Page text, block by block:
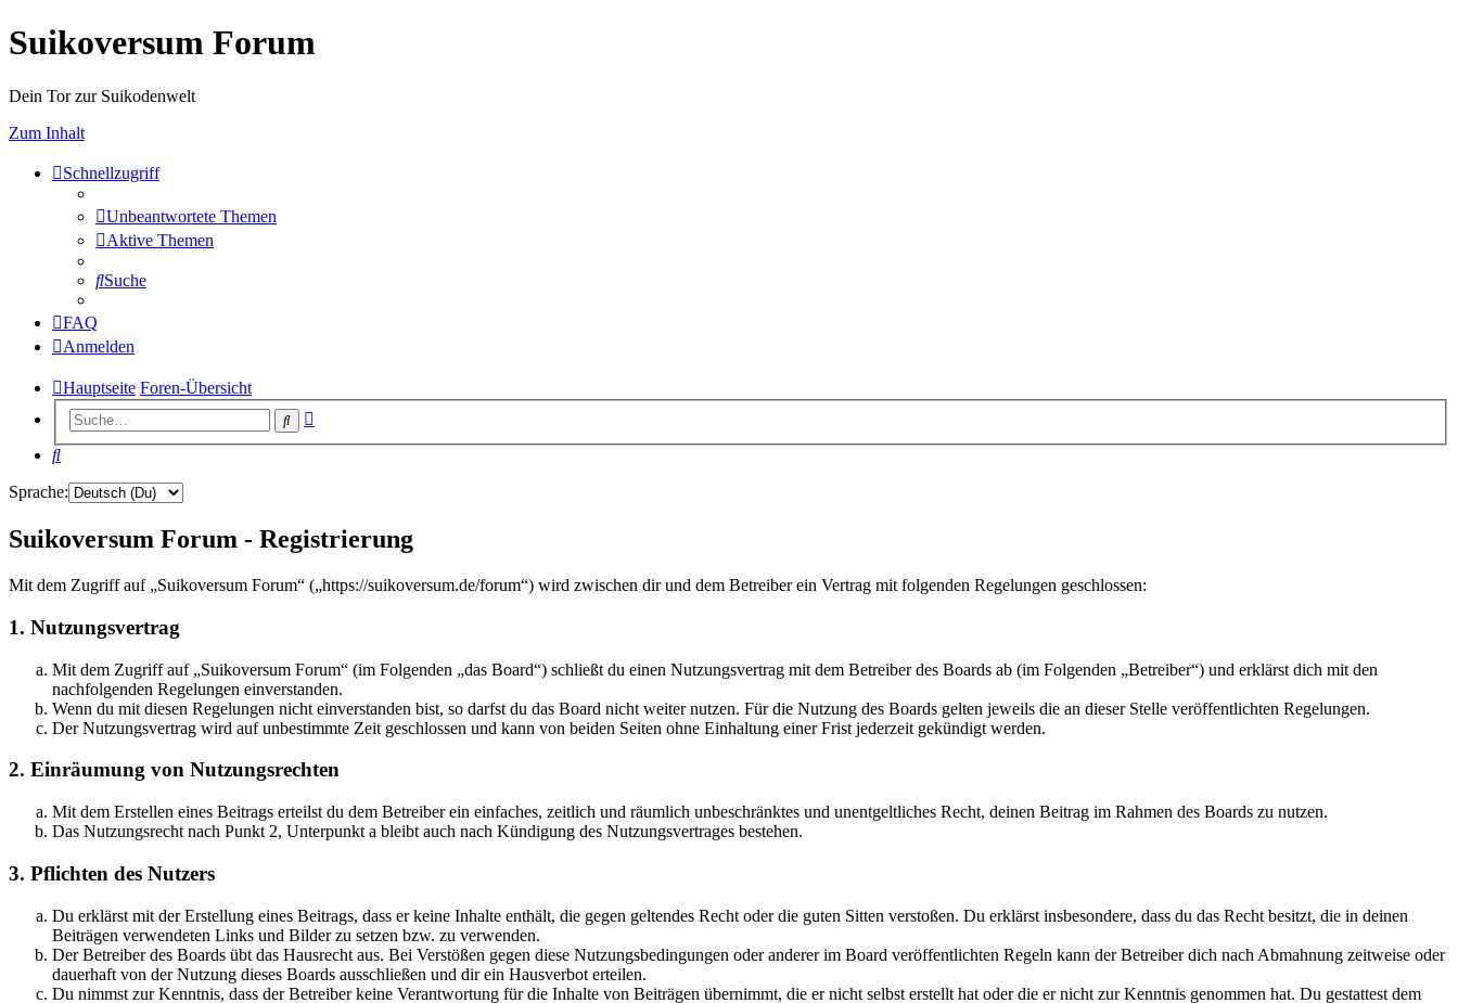
Suikoversum Forum
Dein Tor zur Suikodenwelt
Zum Inhalt
Schnellzugriff
Unbeantwortete Themen
Aktive Themen
Suche
FAQ
Anmelden
Hauptseite Foren-Übersicht
Suche
Suche
Sprache:
Suikoversum Forum - Registrierung
Mit dem Zugriff auf „Suikoversum Forum“ („https://suikoversum.de/forum“) wird zwischen dir und dem Betreiber ein Vertrag mit folgenden Regelungen geschlossen:
1. Nutzungsvertrag
Mit dem Zugriff auf „Suikoversum Forum“ (im Folgenden „das Board“) schließt du einen Nutzungsvertrag mit dem Betreiber des Boards ab (im Folgenden „Betreiber“) und erklärst dich mit den
nachfolgenden Regelungen einverstanden.
Wenn du mit diesen Regelungen nicht einverstanden bist, so darfst du das Board nicht weiter nutzen. Für die Nutzung des Boards gelten jeweils die an dieser Stelle veröffentlichten Regelungen.
Der Nutzungsvertrag wird auf unbestimmte Zeit geschlossen und kann von beiden Seiten ohne Einhaltung einer Frist jederzeit gekündigt werden.
2. Einräumung von Nutzungsrechten
Mit dem Erstellen eines Beitrags erteilst du dem Betreiber ein einfaches, zeitlich und räumlich unbeschränktes und unentgeltliches Recht, deinen Beitrag im Rahmen des Boards zu nutzen.
Das Nutzungsrecht nach Punkt 2, Unterpunkt a bleibt auch nach Kündigung des Nutzungsvertrages bestehen.
3. Pflichten des Nutzers
Du erklärst mit der Erstellung eines Beitrags, dass er keine Inhalte enthält, die gegen geltendes Recht oder die guten Sitten verstoßen. Du erklärst insbesondere, dass du das Recht besitzt, die in deinen
Beiträgen verwendeten Links und Bilder zu setzen bzw. zu verwenden.
Der Betreiber des Boards übt das Hausrecht aus. Bei Verstößen gegen diese Nutzungsbedingungen oder anderer im Board veröffentlichten Regeln kann der Betreiber dich nach Abmahnung zeitweise oder
dauerhaft von der Nutzung dieses Boards ausschließen und dir ein Hausverbot erteilen.
Du nimmst zur Kenntnis, dass der Betreiber keine Verantwortung für die Inhalte von Beiträgen übernimmt, die er nicht selbst erstellt hat oder die er nicht zur Kenntnis genommen hat. Du gestattest dem